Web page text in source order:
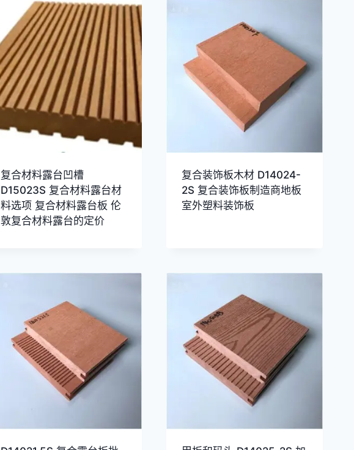
复合材料露台凹槽
D15023S 复合材料露台材
料选项 复合材料露台板 伦
敦复合材料露台的定价
复合装饰板木材 D14024-
2S 复合装饰板制造商地板
室外塑料装饰板